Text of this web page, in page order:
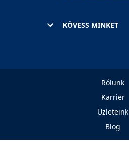
KÖVESS MINKET
Rólunk
Karrier
Üzleteink
Blog